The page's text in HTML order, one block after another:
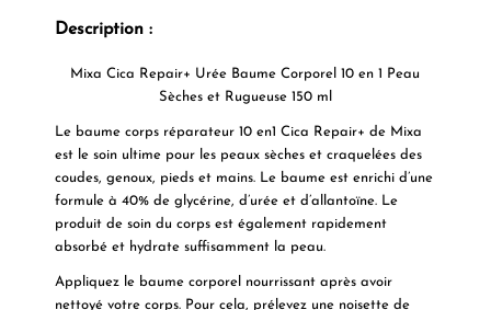
Description :
Mixa Cica Repair+ Urée Baume Corporel 10 en 1 Peau
Sèches et Rugueuse 150 ml
Le baume corps réparateur 10 en1 Cica Repair+ de Mixa
est le soin ultime pour les peaux sèches et craquelées des
coudes, genoux, pieds et mains. Le baume est enrichi d’une
formule à 40% de glycérine, d’urée et d’allantoïne. Le
produit de soin du corps est également rapidement
absorbé et hydrate suffisamment la peau.
Appliquez le baume corporel nourrissant après avoir
nettoyé votre corps. Pour cela, prélevez une noisette de